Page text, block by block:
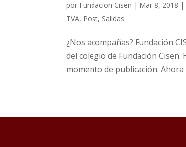
por Fundacion Cisen | Mar 8, 2018 |
TVA, Post, Salidas
¿Nos acompañas? Fundación
del colegio de Fundación
momento de publicación.